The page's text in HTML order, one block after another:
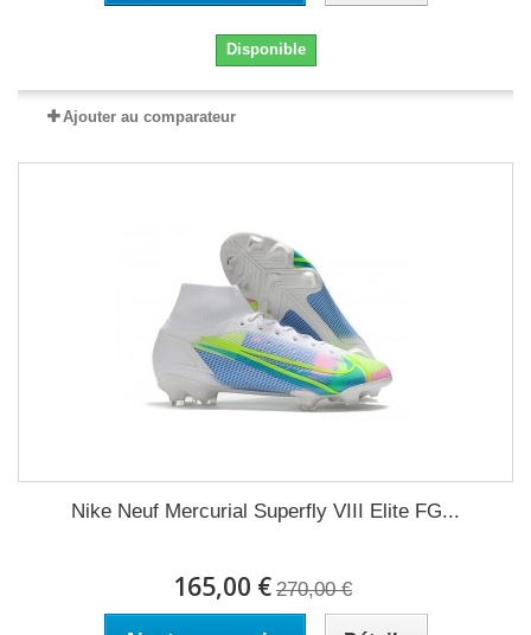
Disponible
Ajouter au comparateur
Nike Neuf Mercurial Superfly VIII Elite FG...
165,00 € 270,00 €